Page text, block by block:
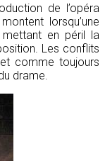
de l’opéra
lorsqu’une
mettant en péril la
Les conflits
comme toujours
drame.